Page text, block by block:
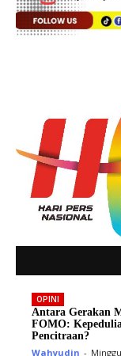
OPINI
Antara Gerakan
FOMO:
Pencitraan?
Wahyudin -